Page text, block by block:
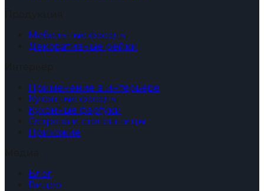
Мебельные фасады
Декоративные рейки
Применение в интерьере
Кухонные фасады
Кухонные фартуки
Острова и столешницы
Прихожие
Блог
Видео